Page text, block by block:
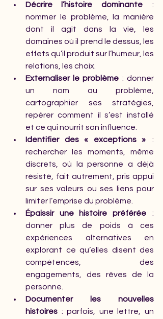
Décrire l’histoire dominante
:
nommer le problème, la manière
dont il agit dans la vie, les
domaines où il prend le dessus, les
effets qu’il produit sur l’humeur, les
relations, les choix.
Externaliser le problème : donner
un nom au problème,
cartographier ses stratégies,
repérer comment il s’est installé
et ce qui nourrit son influence.
Identifier des « exceptions »
:
rechercher les moments, même
discrets, où la personne a déjà
résisté, fait autrement, pris appui
sur ses valeurs ou ses liens pour
limiter l’emprise du problème.
Épaissir une histoire préférée
:
donner plus de poids à ces
expériences alternatives en
explorant ce qu’elles disent des
compétences, des
engagements, des rêves de la
personne.
Documenter les nouvelles
histoires : parfois, une lettre, un